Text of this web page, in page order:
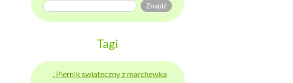
Tagi
. Piernik swiateczny z marchewka